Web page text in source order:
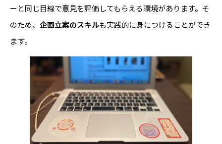
ーと同じ目線で意見を評価してもらえる環境があります。そ
のため、 企画立案のスキルも実践的に身につけることができ
ます。